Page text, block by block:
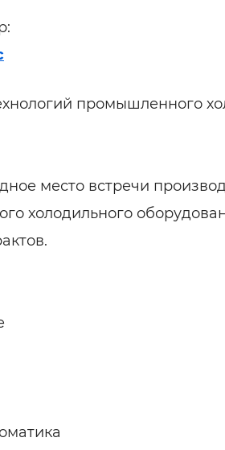
промышленного
место встречи
холодильного